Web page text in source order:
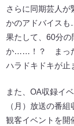
さらに同期芸人
かのアドバイス
果たして、60分
か……！？ まった
ハラドキドキが止
また、OA収録イ
（月）放送の番
観客イベントを開